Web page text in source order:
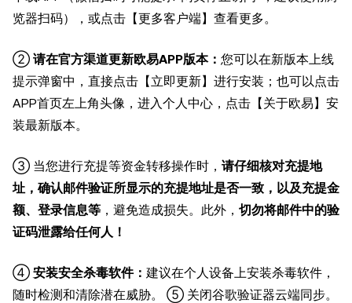
览器扫码），或点击【更多客户端】查看更多。
② 请在官方渠道更新欧易APP版本： 您可以在新版本上线
提示弹窗中，直接点击【立即更新】进行安装；也可以点击
APP首页左上角头像，进入个人中心，点击【关于欧易】安
装最新版本。
③ 当您进行充提等资金转移操作时， 请仔细核对充提地
址，确认邮件验证所显示的充提地址是否一致，以及充提金
额、登录信息等 ，避免造成损失。此外， 切勿将邮件中的验
证码泄露给任何人！
④ 安装安全杀毒软件： 建议在个人设备上安装杀毒软件，
随时检测和清除潜在威胁。 ⑤ 关闭谷歌验证器云端同步。